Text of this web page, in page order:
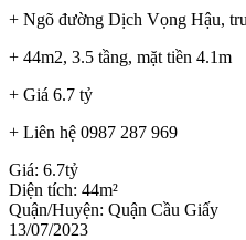
+ Ngõ đường Dịch Vọng Hậu,
+ 44m2, 3.5 tầng, mặt tiền 4.1m
+ Giá 6.7 tỷ
+ Liên hệ 0987 287 969
Giá: 6.7tỷ
Diện tích: 44m²
Quận/Huyện: Quận Cầu Giấy
13/07/2023